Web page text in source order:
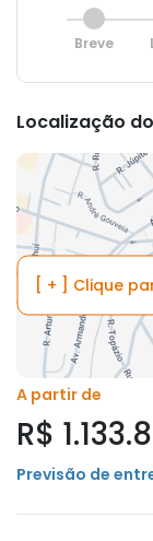
Breve
Localização
[ + ] Clique
A partir de
R$
Previsão de